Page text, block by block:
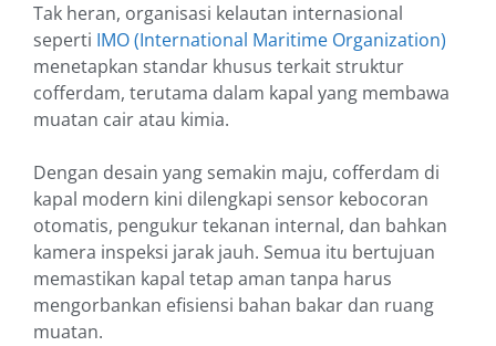
Tak heran, organisasi kelautan internasional
seperti IMO (International Maritime Organization)
menetapkan standar khusus terkait struktur
cofferdam, terutama dalam kapal yang membawa
muatan cair atau kimia.
Dengan desain yang semakin maju, cofferdam di
kapal modern kini dilengkapi sensor kebocoran
otomatis, pengukur tekanan internal, dan bahkan
kamera inspeksi jarak jauh. Semua itu bertujuan
memastikan kapal tetap aman tanpa harus
mengorbankan efisiensi bahan bakar dan ruang
muatan.